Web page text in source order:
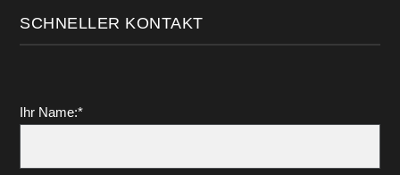
SCHNELLER KONTAKT
Ihr Name:*